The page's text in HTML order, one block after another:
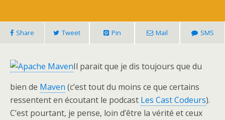
Share Tweet Pin Mail SMS
Il parait que je dis toujours que du
bien de Maven (c’est tout du moins ce que certains
ressentent en écoutant le podcast Les Cast Codeurs).
C’est pourtant, je pense, loin d’être la vérité et ceux